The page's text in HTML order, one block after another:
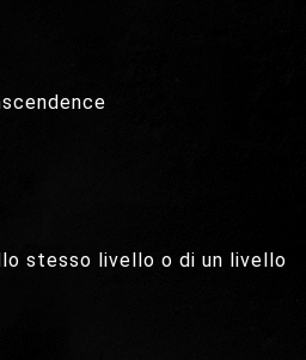
stesso livello o di un livello